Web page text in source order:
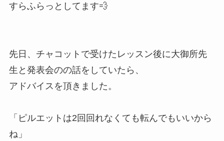
すらふらっとしてます💨
先日、チャコットで受けたレッスン後に大御所先
生と発表会のの話をしていたら、
アドバイスを頂きました。
「ピルエットは2回回れなくても転んでもいいから
ね」